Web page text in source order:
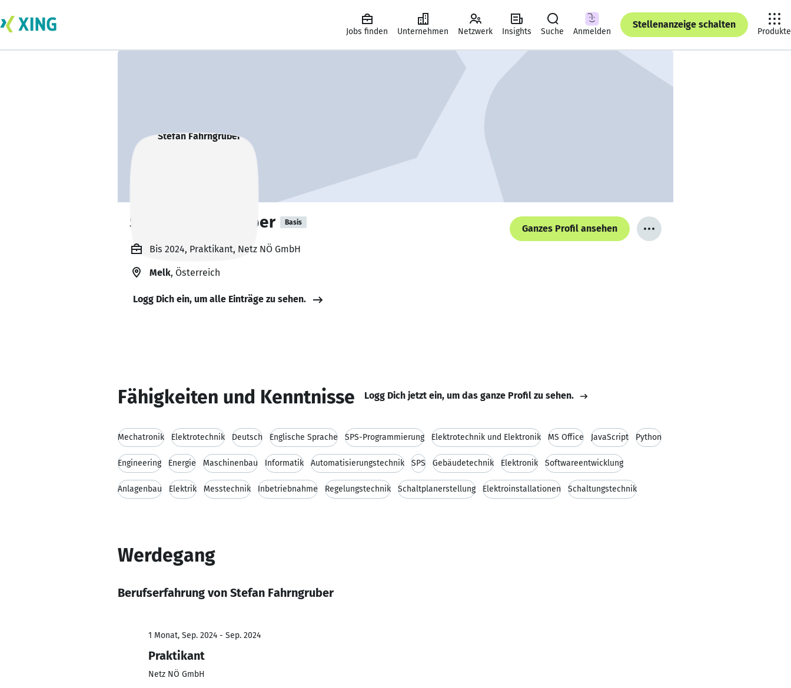
Jobs finden Unternehmen Netzwerk Insights Suche Anmelden
Stellenanzeige schalten
Produkte
Stefan Fahrngruber Basis
Ganzes Profil ansehen
Bis 2024, Praktikant, Netz NÖ GmbH
Melk, Österreich
Logg Dich ein, um alle Einträge zu sehen.
Fähigkeiten und Kenntnisse Logg Dich jetzt ein, um das ganze Profil zu sehen.
Mechatronik Elektrotechnik Deutsch Englische Sprache SPS-Programmierung Elektrotechnik und Elektronik MS Office JavaScript Python
Engineering Energie Maschinenbau Informatik Automatisierungstechnik SPS Gebäudetechnik Elektronik Softwareentwicklung
Anlagenbau Elektrik Messtechnik Inbetriebnahme Regelungstechnik Schaltplanerstellung Elektroinstallationen Schaltungstechnik
Werdegang
Berufserfahrung von Stefan Fahrngruber
1 Monat, Sep. 2024 - Sep. 2024
Praktikant
Netz NÖ GmbH